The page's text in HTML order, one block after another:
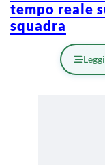
tempo reale
squadra